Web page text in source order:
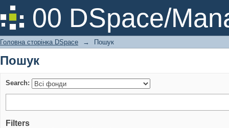
00 DSpace/
Пошук
Головна сторінка DSpace → Пошук
Пошук
Search:
Filters